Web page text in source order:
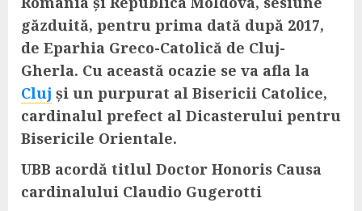
găzduită, pentru prima dată după 2017,
de Eparhia Greco-Catolică de Cluj-
Gherla. Cu această ocazie se va afla la
Cluj și un purpurat al Bisericii Catolice,
cardinalul prefect al Dicasterului pentru
Bisericile Orientale.
UBB acordă titlul Doctor Honoris Causa
cardinalului Claudio Gugerotti